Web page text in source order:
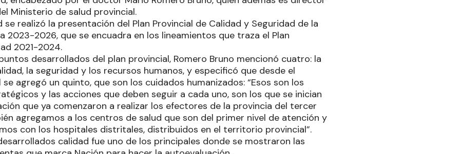
Ministerio de salud provincial.
realizó la presentación del Plan Provincial de Calidad y Seguridad de la
2023-2026, que se encuadra en los lineamientos que traza el Plan
2021-2024.
desarrollados del plan provincial, Romero Bruno mencionó cuatro: la
la seguridad y los recursos humanos, y especificó que desde el
agregó un quinto, que son los cuidados humanizados: “Esos son los
y las acciones que deben seguir a cada uno, son los que se inician
que ya comenzaron a realizar los efectores de la provincia del tercer
agregamos a los centros de salud que son del primer nivel de atención y
con los hospitales distritales, distribuidos en el territorio provincial”.
calidad fue uno de los principales donde se mostraron las